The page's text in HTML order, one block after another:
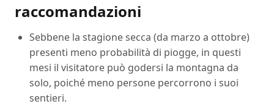
raccomandazioni
Sebbene la stagione secca (da marzo a ottobre)
presenti meno probabilità di piogge, in questi
mesi il visitatore può godersi la montagna da
solo, poiché meno persone percorrono i suoi
sentieri.